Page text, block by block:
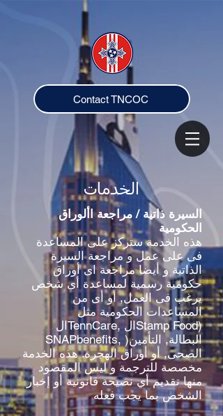
Contact TNCOC
الخدمات
السيرة ذاتية / مراجعة األوراق
الحكومية
هذه الخدمة ستركز على المساعدة
فى على عمل و مراجعة السيرة
الذاتية و أيضا مراجعة اى أوراق
حكومية رسمية لمساعدة أى شخص
يرغب فى العمل, أو أى من
المساعدات الحكومية مثل
الTennCare, الStamp Food)
SNAPbenefits, )البطالة, التأمين
الصحى, أو أوراق الهجرة. هذه الخدمة
مخصصة للترجمة و ليس المقصود
منها تقديم أي نصيحة قانونية أو إخبار
الشخص بما يجب فعله